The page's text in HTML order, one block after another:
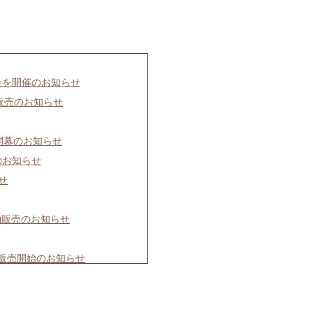
開催のお知らせ
売のお知らせ
幕のお知らせ
知らせ
売のお知らせ
売開始のお知らせ